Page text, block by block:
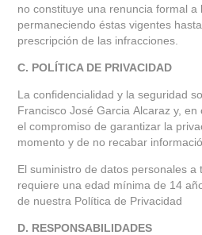
no constituye una renuncia formal a
permaneciendo éstas vigentes
prescripción de las infracciones.
C. POLÍTICA DE PRIVACIDAD
La confidencialidad y la seguridad
Francisco José Garcia Alcaraz y,
el compromiso de garantizar la
momento y de no recabar
El suministro de datos personales a
requiere una edad mínima de 14
de nuestra Política de Privacidad
D. RESPONSABILIDADES